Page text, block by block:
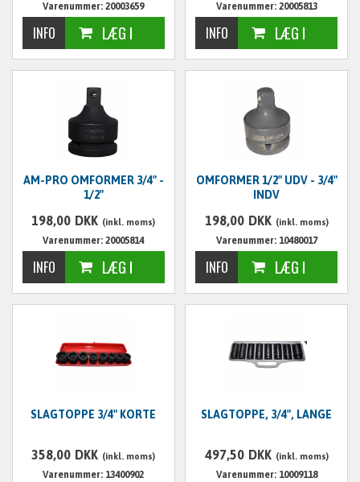
Varenummer: 20003659 Varenummer: 20005813
AM-PRO OMFORMER 3/4" -
1/2"
198,00 DKK (inkl. moms)
Varenummer: 20005814
OMFORMER 1/2" UDV - 3/4"
INDV
198,00 DKK (inkl. moms)
Varenummer: 10480017
SLAGTOPPE 3/4" KORTE
358,00 DKK (inkl. moms)
Varenummer: 13400902
SLAGTOPPE, 3/4", LANGE
497,50 DKK (inkl. moms)
Varenummer: 10009118